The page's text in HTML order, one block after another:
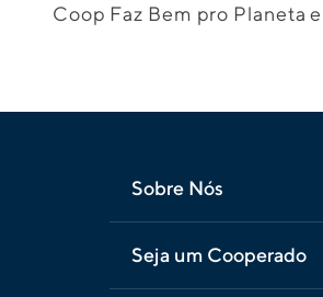
Coop Faz Bem pro Planeta
Sobre Nós
Seja um Cooperado